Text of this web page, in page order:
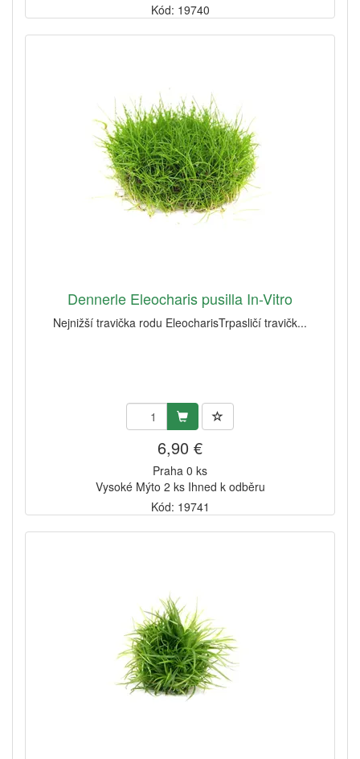
Kód: 19740
Dennerle Eleocharis pusilla In-Vitro
Nejnižší travička rodu EleocharisTrpasličí travičk...
6,90 €
Praha 0 ks
Vysoké Mýto 2 ks Ihned k odběru
Kód: 19741